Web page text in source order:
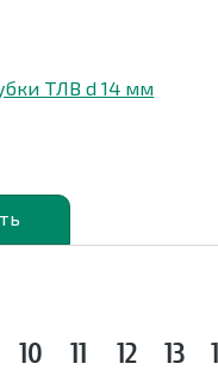
В
10 11 12 13